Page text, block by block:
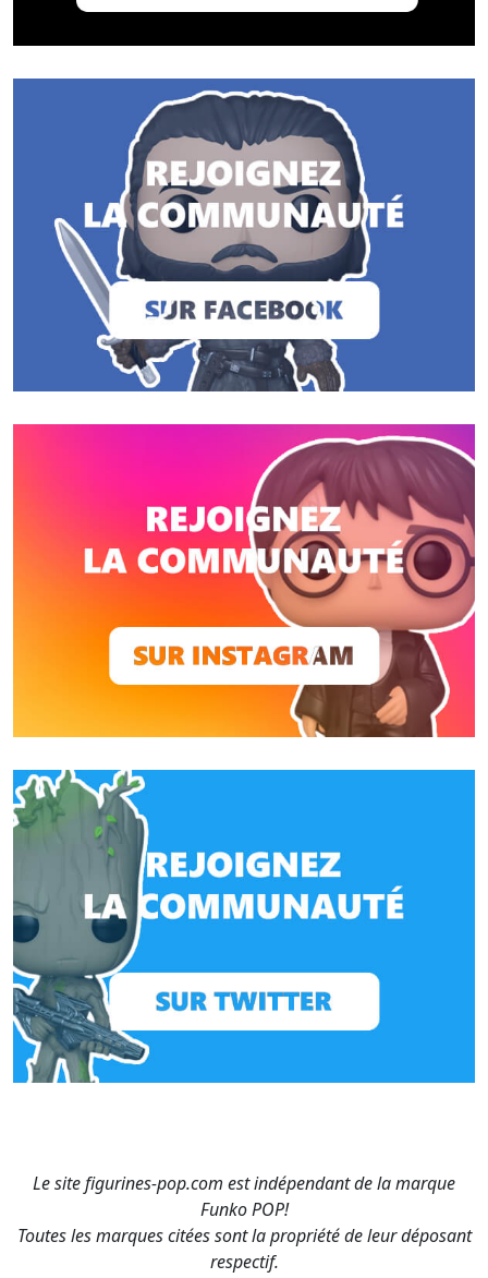
Le site figurines-pop.com est indépendant de la marque
Funko POP!
Toutes les marques citées sont la propriété de leur déposant
respectif.